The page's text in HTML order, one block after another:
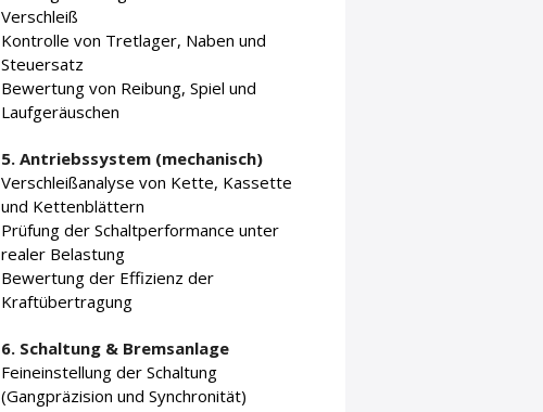
Verschleiß
Kontrolle von Tretlager, Naben und
Steuersatz
Bewertung von Reibung, Spiel und
Laufgeräuschen
5. Antriebssystem (mechanisch)
Verschleißanalyse von Kette, Kassette
und Kettenblättern
Prüfung der Schaltperformance unter
realer Belastung
Bewertung der Effizienz der
Kraftübertragung
6. Schaltung & Bremsanlage
Feineinstellung der Schaltung
(Gangpräzision und Synchronität)